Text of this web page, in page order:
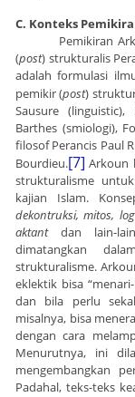
C. Konteks
Pemikiran
(post) strukturalis
adalah formulasi
pemikir (post)
Sausure
Barthes (smiologi),
filosof Perancis Paul
Bourdieu.[7] Arkoun
strukturalisme
kajian Islam.
dekontruksi, mitos,
aktantdan lain-
dimatangkan
strukturalisme.
eklektik bisa
dan bila perlu
misalnya, bisa
dengan cara
Menurutnya, ini
mengembangkan
Padahal, teks-teks